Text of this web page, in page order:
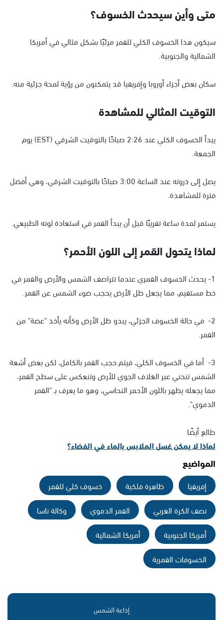
متى وأين سيحدث الخسوف؟
سيكون هذا الخسوف الكلي للقمر مرئيًا بشكل مثالي في أمريكا
الشمالية والجنوبية.
سكان بعض أجزاء أوروبا وإفريقيا قد يتمكنون من رؤية لمحة جزئية منه.
التوقيت المثالي للمشاهدة
يبدأ الخسوف الكلي عند 2:26 صباحًا بالتوقيت الشرقي (EST) يوم
الجمعة.
يصل إلى ذروته عند الساعة 3:00 صباحًا بالتوقيت الشرقي، وهي أفضل
فترة للمشاهدة.
يستمر لمدة ساعة تقريبًا قبل أن يبدأ القمر في استعادة لونه الطبيعي.
لماذا يتحول القمر إلى اللون الأحمر؟
1- يحدث الخسوف القمري عندما تتراصف الشمس والأرض والقمر في
خط مستقيم، مما يجعل ظل الأرض يحجب ضوء الشمس عن القمر.
2- في حالة الخسوف الجزئي، يبدو ظل الأرض وكأنه يأخذ "عضة" من
القمر.
3- أما في الخسوف الكلي، فيتم حجب القمر بالكامل، لكن بعض أشعة
الشمس تنحني عبر الغلاف الجوي للأرض وتنعكس على سطح القمر،
مما يجعله يظهر باللون الأحمر النحاسي، وهو ما يعرف بـ "القمر
الدموي".
طالع أيضًا
لماذا لا يمكن غسل الملابس بالماء في الفضاء؟
المواضيع
إفريقيا ظاهرة فلكية
خسوف كلي للقمر
نصف الكرة الغربي
القمر الدموي
وكالة ناسا
أمريكا الجنوبية
أمريكا الشمالية
الخسوفات القمرية
إذاعة الشمس